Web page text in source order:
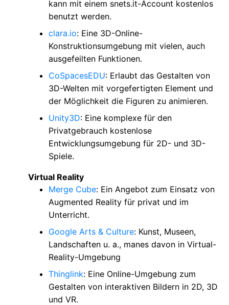
kann mit einem snets.it-Account kostenlos
benutzt werden.
clara.io: Eine 3D-Online-
Konstruktionsumgebung mit vielen, auch
ausgefeilten Funktionen.
CoSpacesEDU: Erlaubt das Gestalten von
3D-Welten mit vorgefertigten Element und
der Möglichkeit die Figuren zu animieren.
Unity3D: Eine komplexe für den
Privatgebrauch kostenlose
Entwicklungsumgebung für 2D- und 3D-
Spiele.
Virtual Reality
Merge Cube: Ein Angebot zum Einsatz von
Augmented Reality für privat und im
Unterricht.
Google Arts & Culture: Kunst, Museen,
Landschaften u. a., manes davon in Virtual-
Reality-Umgebung
Thinglink: Eine Online-Umgebung zum
Gestalten von interaktiven Bildern in 2D, 3D
und VR.